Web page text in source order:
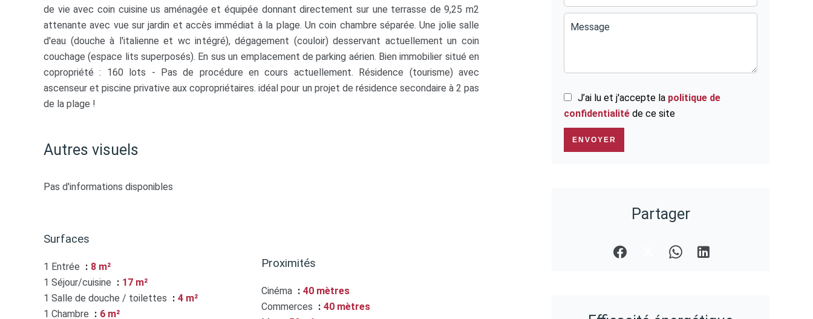
de vie avec coin cuisine us aménagée et équipée donnant directement sur une terrasse de 9,25 m2
attenante avec vue sur jardin et accès immédiat à la plage. Un coin chambre séparée. Une jolie salle
d'eau (douche à l'italienne et wc intégré), dégagement (couloir) desservant actuellement un coin
couchage (espace lits superposés). En sus un emplacement de parking aérien. Bien immobilier situé en
copropriété : 160 lots - Pas de procédure en cours actuellement. Résidence (tourisme) avec
ascenseur et piscine privative aux copropriétaires. idéal pour un projet de résidence secondaire à 2 pas
de la plage !
Autres visuels
Pas d'informations disponibles
Surfaces
1 Entrée
8 m²
1 Séjour/cuisine
17 m²
1 Salle de douche / toilettes
4 m²
1 Chambre
6 m²
Proximités
Cinéma
40 mètres
Commerces
40 mètres
J’ai lu et j'accepte la politique de
confidentialité de ce site
ENVOYER
Partager